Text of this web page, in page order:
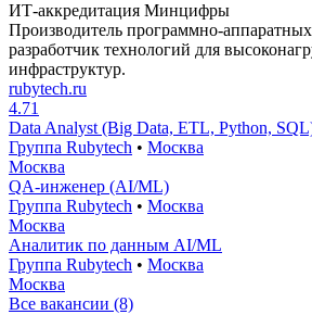
ИТ-аккредитация Минцифры
Производитель программно-
разработчик технологий для
инфраструктур.
rubytech.ru
4.71
Data Analyst (Big Data, ETL, Python,
Группа Rubytech • Москва
Москва
QA-инженер (AI/ML)
Группа Rubytech • Москва
Москва
Аналитик по данным AI/ML
Группа Rubytech • Москва
Москва
Все вакансии (8)